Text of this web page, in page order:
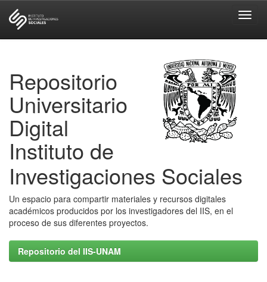
Repositorio
Universitario
Digital
Instituto de
Investigaciones Sociales
Un espacio para compartir materiales y recursos digitales
académicos producidos por los investigadores del IIS, en el
proceso de sus diferentes proyectos.
Repositorio del IIS-UNAM